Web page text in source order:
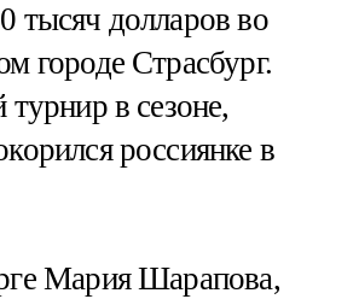
тысяч долларов во
городе Страсбург.
в сезоне,
россиянке в
Мария Шарапова,